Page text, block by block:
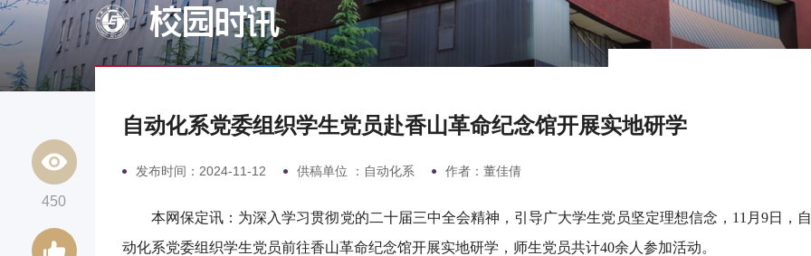
校园时讯
自动化系党委组织学生党员赴香山革命纪念馆开展实地研学
发布时间：2024-11-12 供稿单位 ：自动化系 作者：董佳倩
本网保定讯：为深入学习贯彻党的二十届三中全会精神，引导广大学生党员坚定理想信念，11月9日，
动化系党委组织学生党员前往香山革命纪念馆开展实地研学，师生党员共计40余人参加活动。
450